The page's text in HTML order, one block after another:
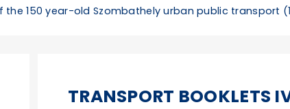
150 year-old Szombathely urban public transport
TRANSPORT BOOKLETS